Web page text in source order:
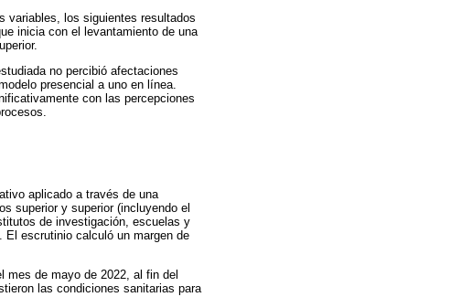
variables, los siguientes resultados
inicia con el levantamiento de una
no percibió afectaciones
presencial a uno en línea.
con las percepciones
aplicado a través de una
superior y superior (incluyendo el
de investigación, escuelas y
escrutinio calculó un margen de
mes de mayo de 2022, al fin del
las condiciones sanitarias para